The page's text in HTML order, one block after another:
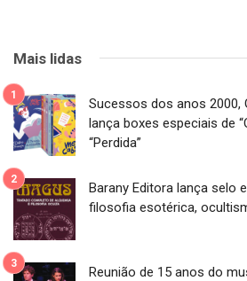
Mais lidas
Sucessos dos anos 2000,
lança boxes especiais de
“Perdida”
Barany Editora lança selo
filosofia esotérica,
Reunião de 15 anos do